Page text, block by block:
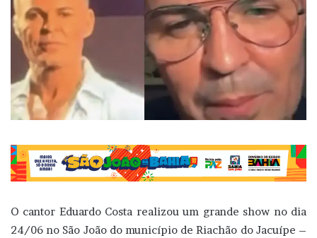
O cantor Eduardo Costa realizou um grande show no dia
24/06 no São João do município de Riachão do Jacuípe –